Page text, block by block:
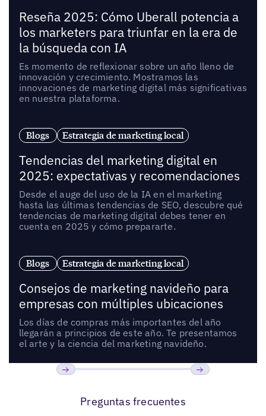
Reseña 2025: Cómo Uberall potencia a
los marketers para triunfar en la era de
la búsqueda con IA
Es momento de reflexionar sobre un año lleno de
innovación y crecimiento. Mostramos las
innovaciones de marketing digital más significativas
en nuestra plataforma.
Blogs Estrategia de marketing local
Tendencias del marketing digital en
2025: expectativas y recomendaciones
Desde el auge del uso de la IA en el marketing
hasta las últimas tendencias de SEO, descubre qué
tendencias de marketing digital debes tener en
cuenta en 2025 y cómo prepararte.
Blogs Estrategia de marketing local
Consejos de marketing navideño para
empresas con múltiples ubicaciones
Los días de compras más importantes del año
llegarán a principios de este año. Te presentamos
el arte y la ciencia del marketing navideño.
Preguntas frecuentes